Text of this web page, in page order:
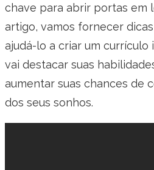
chave para abrir portas em
artigo, vamos fornecer
ajudá-lo a criar um currículo
vai destacar suas
aumentar suas chances de
dos seus sonhos.